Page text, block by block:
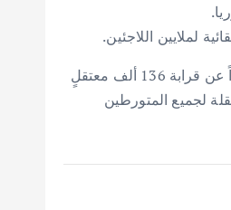
لملايين اللاجئين.
كما طالب وقف التطبيع مع النظام السوري وفي حال كانت الدول العربية مجبرةً على إعادة النظام السوري إلى الجامعة العربية، فعليها اشتراط أن يفرج فوراً عن قرابة 136 ألف معتقلٍ
لجميع المتورطين